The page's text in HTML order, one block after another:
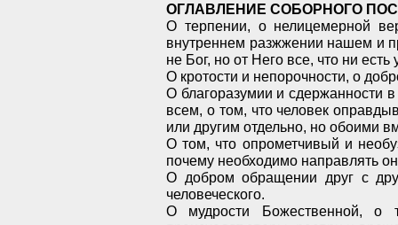
ОГЛАВЛЕНИЕ СОБОРНОГО
О терпении, о нелицемерной
внутреннем разжжении нашем и
не Бог, но от Него все, что ни есть
О кротости и непорочности, о
О благоразумии и сдержанности
всем, о том, что человек
или другим отдельно, но обоими
О том, что опрометчивый и
почему необходимо направлять
О добром обращении друг с
человеческого.
О мудрости Божественной, о